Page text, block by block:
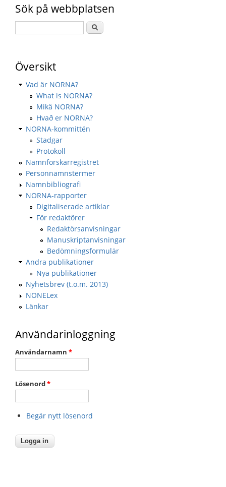
Sök på webbplatsen
Översikt
Vad är NORNA?
What is NORNA?
Mikä NORNA?
Hvað er NORNA?
NORNA-kommittén
Stadgar
Protokoll
Namnforskarregistret
Personnamnstermer
Namnbibliografi
NORNA-rapporter
Digitaliserade artiklar
För redaktörer
Redaktörsanvisningar
Manuskriptanvisningar
Bedömningsformulär
Andra publikationer
Nya publikationer
Nyhetsbrev (t.o.m. 2013)
NONELex
Länkar
Användarinloggning
Användarnamn *
Lösenord*
Begär nytt lösenord